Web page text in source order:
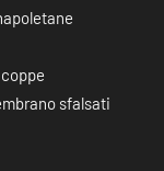
sfalsati